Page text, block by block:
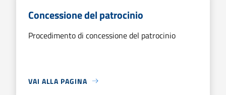
Concessione del patrocinio
Procedimento di concessione del patrocinio
VAI ALLA PAGINA